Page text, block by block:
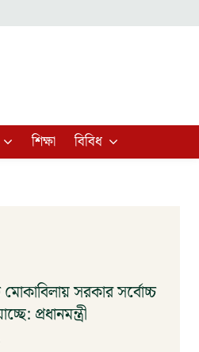
শিক্ষা বিবিধ
মোকাবিলায় সরকার সর্বোচ্চ
প্রধানমন্ত্রী